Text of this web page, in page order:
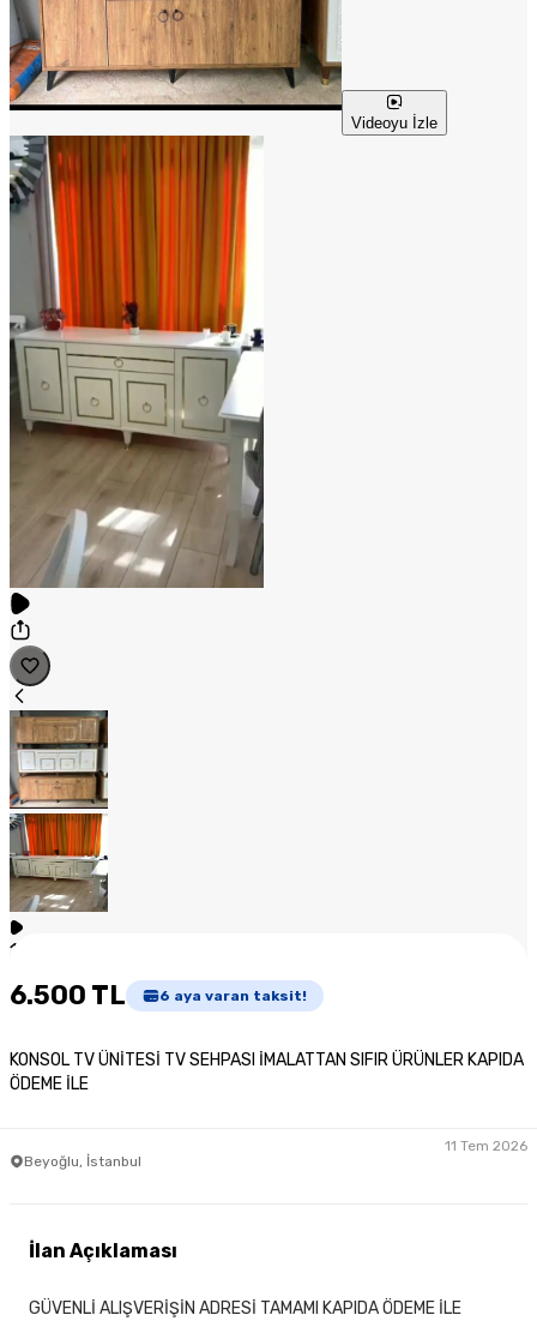
Videoyu İzle
1
6.500 TL 6 aya varan taksit!
KONSOL TV ÜNİTESİ TV SEHPASI İMALATTAN SIFIR ÜRÜNLER KAPIDA
ÖDEME İLE
Beyoğlu, İstanbul
11 Tem 2026
İlan Açıklaması
GÜVENLİ ALIŞVERİŞİN ADRESİ TAMAMI KAPIDA ÖDEME İLE